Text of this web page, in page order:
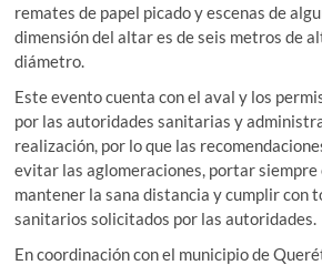
remates de papel picado y escenas de
dimensión del altar es de seis metros de
diámetro.
Este evento cuenta con el aval y los
por las autoridades sanitarias y
realización, por lo que las
evitar las aglomeraciones, portar siempre
mantener la sana distancia y cumplir con
sanitarios solicitados por las autoridades.
En coordinación con el municipio de